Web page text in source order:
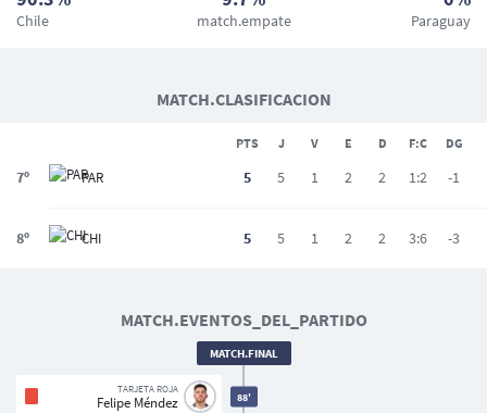
Chile match.empate Paraguay
MATCH.CLASIFICACION
PTS J V E D F:C DG
7º PAR 5 5 1 2 2 1:2 -1
8º CHI 5 5 1 2 2 3:6 -3
MATCH.EVENTOS_DEL_PARTIDO
88'
TARJETA ROJA
Felipe Méndez
MATCH.FINAL